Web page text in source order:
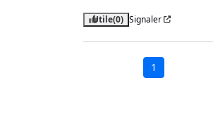
Utile(0) Signaler
1